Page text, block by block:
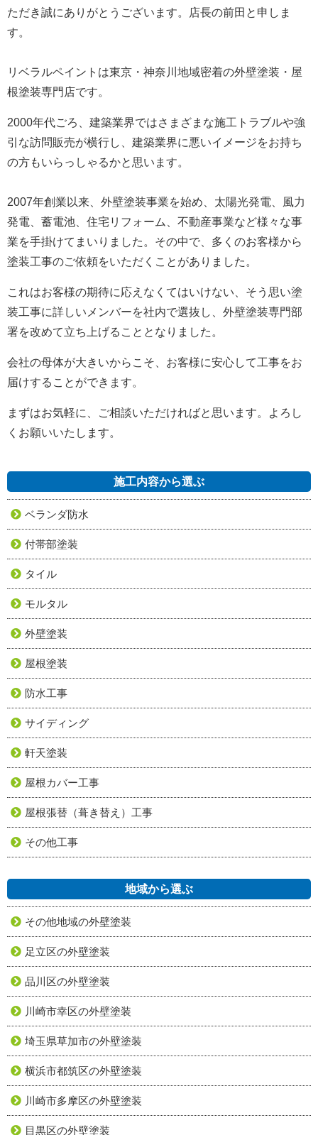
ただき誠にありがとうございます。
店長の前田と申しま
す。
リベラルペイントは東京・神奈川地域密着の外壁塗装・屋
根塗装専門店です。
2000年代ごろ、建築業界ではさまざまな施工トラブルや強
引な訪問販売が横行し、建築業界に悪いイメージをお持ち
の方もいらっしゃるかと思います。
2007年創業以来、外壁塗装事業を始め、太陽光発電、風力
発電、蓄電池、住宅リフォーム、不動産事業など様々な事
業を手掛けてまいりました。 その中で、多くのお客様から
塗装工事のご依頼をいただくことがありました。
これはお客様の期待に応えなくてはいけない、そう思い塗
装工事に詳しいメンバーを社内で選抜し、外壁塗装専門部
署を改めて立ち上げることとなりました。
会社の母体が大きいからこそ、お客様に安心して工事をお
届けすることができます。
まずはお気軽に、ご相談いただければと思います。よろし
くお願いいたします。
施工内容から選ぶ
ベランダ防水
付帯部塗装
タイル
モルタル
外壁塗装
屋根塗装
防水工事
サイディング
軒天塗装
屋根カバー工事
屋根張替（葺き替え）工事
その他工事
地域から選ぶ
その他地域の外壁塗装
足立区の外壁塗装
品川区の外壁塗装
川崎市幸区の外壁塗装
埼玉県草加市の外壁塗装
横浜市都筑区の外壁塗装
川崎市多摩区の外壁塗装
目黒区の外壁塗装